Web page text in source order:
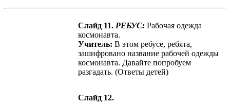
Слайд 11. РЕБУС: Рабочая одежда
космонавта.
Учитель: В этом ребусе, ребята,
зашифровано название рабочей одежды
космонавта. Давайте попробуем
разгадать. (Ответы детей)
Слайд 12.